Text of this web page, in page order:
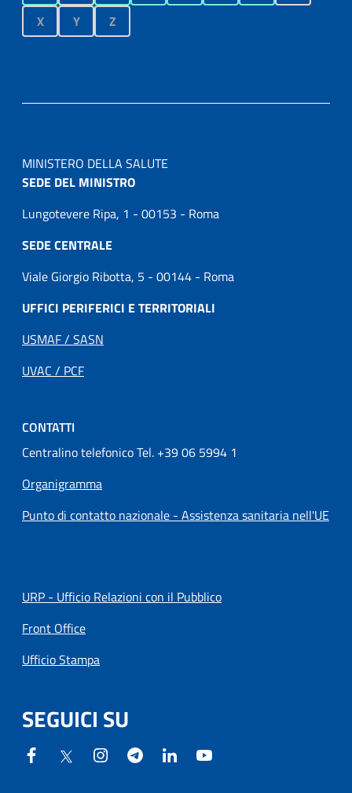
X
Y Z
MINISTERO DELLA SALUTE
SEDE DEL MINISTRO
Lungotevere Ripa, 1 - 00153 - Roma
SEDE CENTRALE
Viale Giorgio Ribotta, 5 - 00144 - Roma
UFFICI PERIFERICI E TERRITORIALI
USMAF / SASN
UVAC / PCF
CONTATTI
Centralino telefonico Tel. +39 06 5994 1
Organigramma
Punto di contatto nazionale - Assistenza sanitaria nell'UE
URP - Ufficio Relazioni con il Pubblico
Front Office
Ufficio Stampa
SEGUICI SU